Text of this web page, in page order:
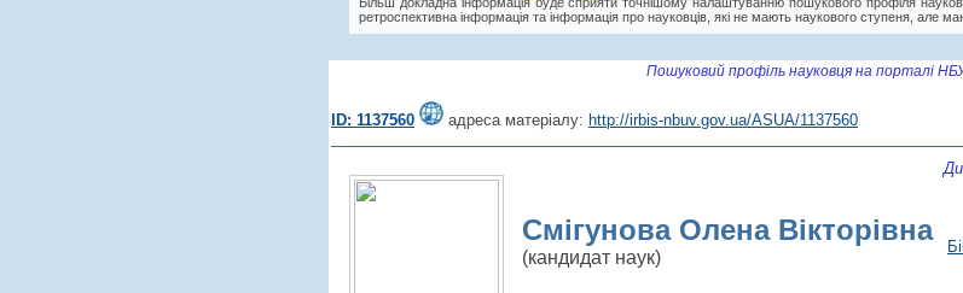
ретроспективна інформація та інформація про науковців, які не мають наукового ступеня, але
Пошуковий профіль науковця на порталі
ID: 1137560 адреса матеріалу: http://irbis-nbuv.gov.ua/ASUA/1137560
Смігунова Олена Вікторівна
(кандидат наук)